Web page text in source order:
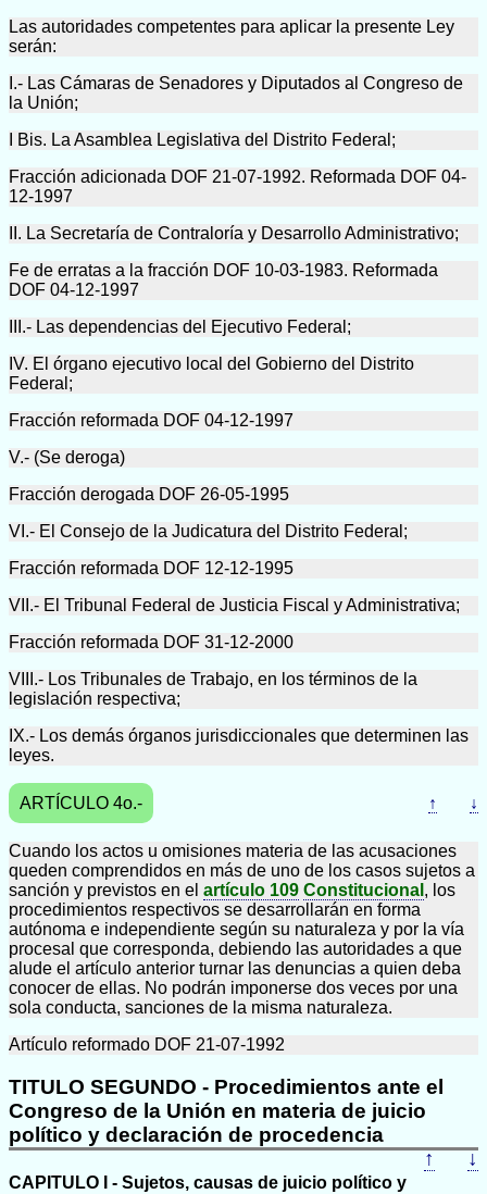
Las autoridades competentes para aplicar la presente Ley
serán:
I.- Las Cámaras de Senadores y Diputados al Congreso de
la Unión;
I Bis. La Asamblea Legislativa del Distrito Federal;
Fracción adicionada DOF 21-07-1992. Reformada DOF 04-
12-1997
II. La Secretaría de Contraloría y Desarrollo Administrativo;
Fe de erratas a la fracción DOF 10-03-1983. Reformada
DOF 04-12-1997
III.- Las dependencias del Ejecutivo Federal;
IV. El órgano ejecutivo local del Gobierno del Distrito
Federal;
Fracción reformada DOF 04-12-1997
V.- (Se deroga)
Fracción derogada DOF 26-05-1995
VI.- El Consejo de la Judicatura del Distrito Federal;
Fracción reformada DOF 12-12-1995
VII.- El Tribunal Federal de Justicia Fiscal y Administrativa;
Fracción reformada DOF 31-12-2000
VIII.- Los Tribunales de Trabajo, en los términos de la
legislación respectiva;
IX.- Los demás órganos jurisdiccionales que determinen las
leyes.
ARTÍCULO 4o.- ↑ ↓
Cuando los actos u omisiones materia de las acusaciones
queden comprendidos en más de uno de los casos sujetos a
sanción y previstos en el artículo 109 Constitucional , los
procedimientos respectivos se desarrollarán en forma
autónoma e independiente según su naturaleza y por la vía
procesal que corresponda, debiendo las autoridades a que
alude el artículo anterior turnar las denuncias a quien deba
conocer de ellas. No podrán imponerse dos veces por una
sola conducta, sanciones de la misma naturaleza.
Artículo reformado DOF 21-07-1992
TITULO SEGUNDO - Procedimientos ante el
Congreso de la Unión en materia de juicio
político y declaración de procedencia
↑
↓
CAPITULO I - Sujetos, causas de juicio político y